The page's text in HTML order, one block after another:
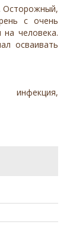
Осторожный,
с очень
человека.
осваивать
инфекция,